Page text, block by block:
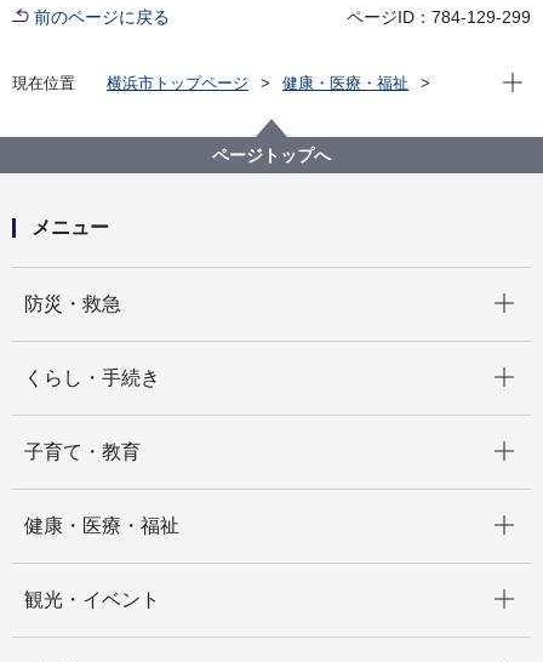
前のページに戻る ページID：784-129-299
現在位置 横浜市トップページ
健康・医療・福祉
障害者差別解消法への対応
肢体不自由
（障害者差別事例2）肢体不自由 勤務先等
現在
ページトップへ
メニュー
防災・救急
くらし・手続き
子育て・教育
健康・医療・福祉
観光・イベント